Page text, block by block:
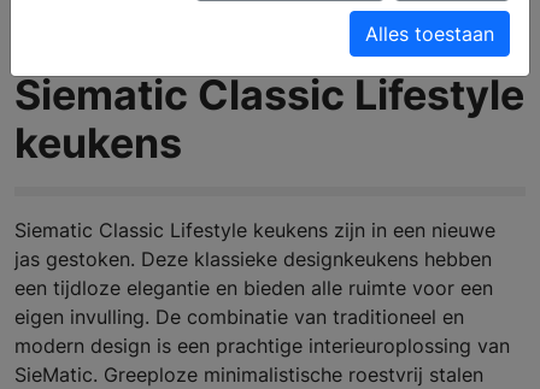
Siematic Classic Lifestyle
keukens
Siematic Classic Lifestyle keukens zijn in een nieuwe
jas gestoken. Deze klassieke designkeukens hebben
een tijdloze elegantie en bieden alle ruimte voor een
eigen invulling. De combinatie van traditioneel en
modern design is een prachtige interieuroplossing van
SieMatic. Greeploze minimalistische roestvrij stalen
Alles toestaan